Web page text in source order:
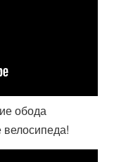
обода
велосипеда!